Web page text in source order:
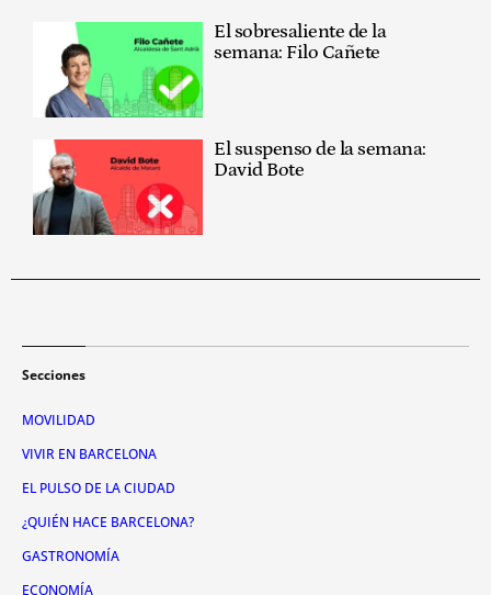
El sobresaliente de la
semana: Filo Cañete
El suspenso de la semana:
David Bote
Secciones
MOVILIDAD
VIVIR EN BARCELONA
EL PULSO DE LA CIUDAD
¿QUIÉN HACE BARCELONA?
GASTRONOMÍA
ECONOMÍA